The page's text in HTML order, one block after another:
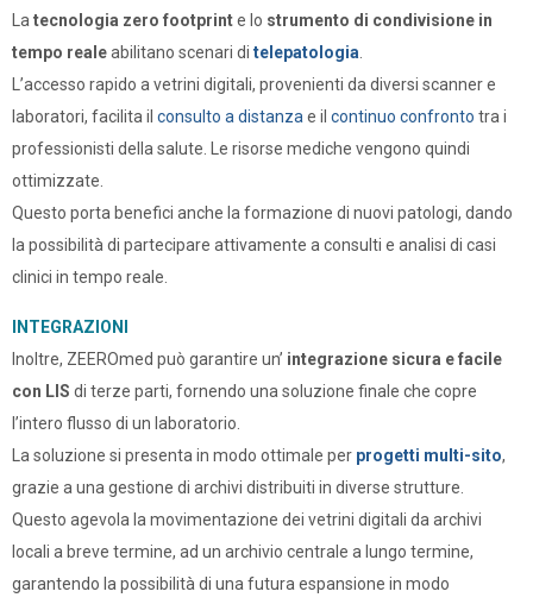
Latecnologia zero footprinte lo strumento di condivisione in
tempo realeabilitano scenari di telepatologia.
L’accesso rapido a vetrini digitali, provenienti da diversi scanner e
laboratori, facilita il consulto a distanzae il continuo confronto tra i
professionisti della salute. Le risorse mediche vengono quindi
ottimizzate.
Questo porta benefici anche la formazione di nuovi patologi, dando
la possibilità di partecipare attivamente a consulti e analisi di casi
clinici in tempo reale.
INTEGRAZIONI
Inoltre, ZEEROmed può garantire un’ integrazione sicura e facile
con LIS di terze parti, fornendo una soluzione finale che copre
l’intero flusso di un laboratorio.
La soluzione si presenta in modo ottimale per progetti multi-sito,
grazie a una gestione di archivi distribuiti in diverse strutture.
Questo agevola la movimentazione dei vetrini digitali da archivi
locali a breve termine, ad un archivio centrale a lungo termine,
garantendo la possibilità di una futura espansione in modo